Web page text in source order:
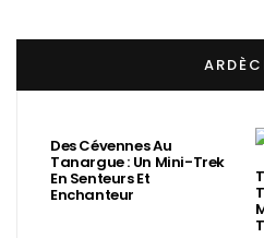
Des Cévennes Au
Tanargue : Un Mini-Trek
En Senteurs Et
Enchanteur